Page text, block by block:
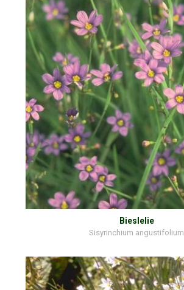
Bieslelie
Sisyrinchium angustifolium